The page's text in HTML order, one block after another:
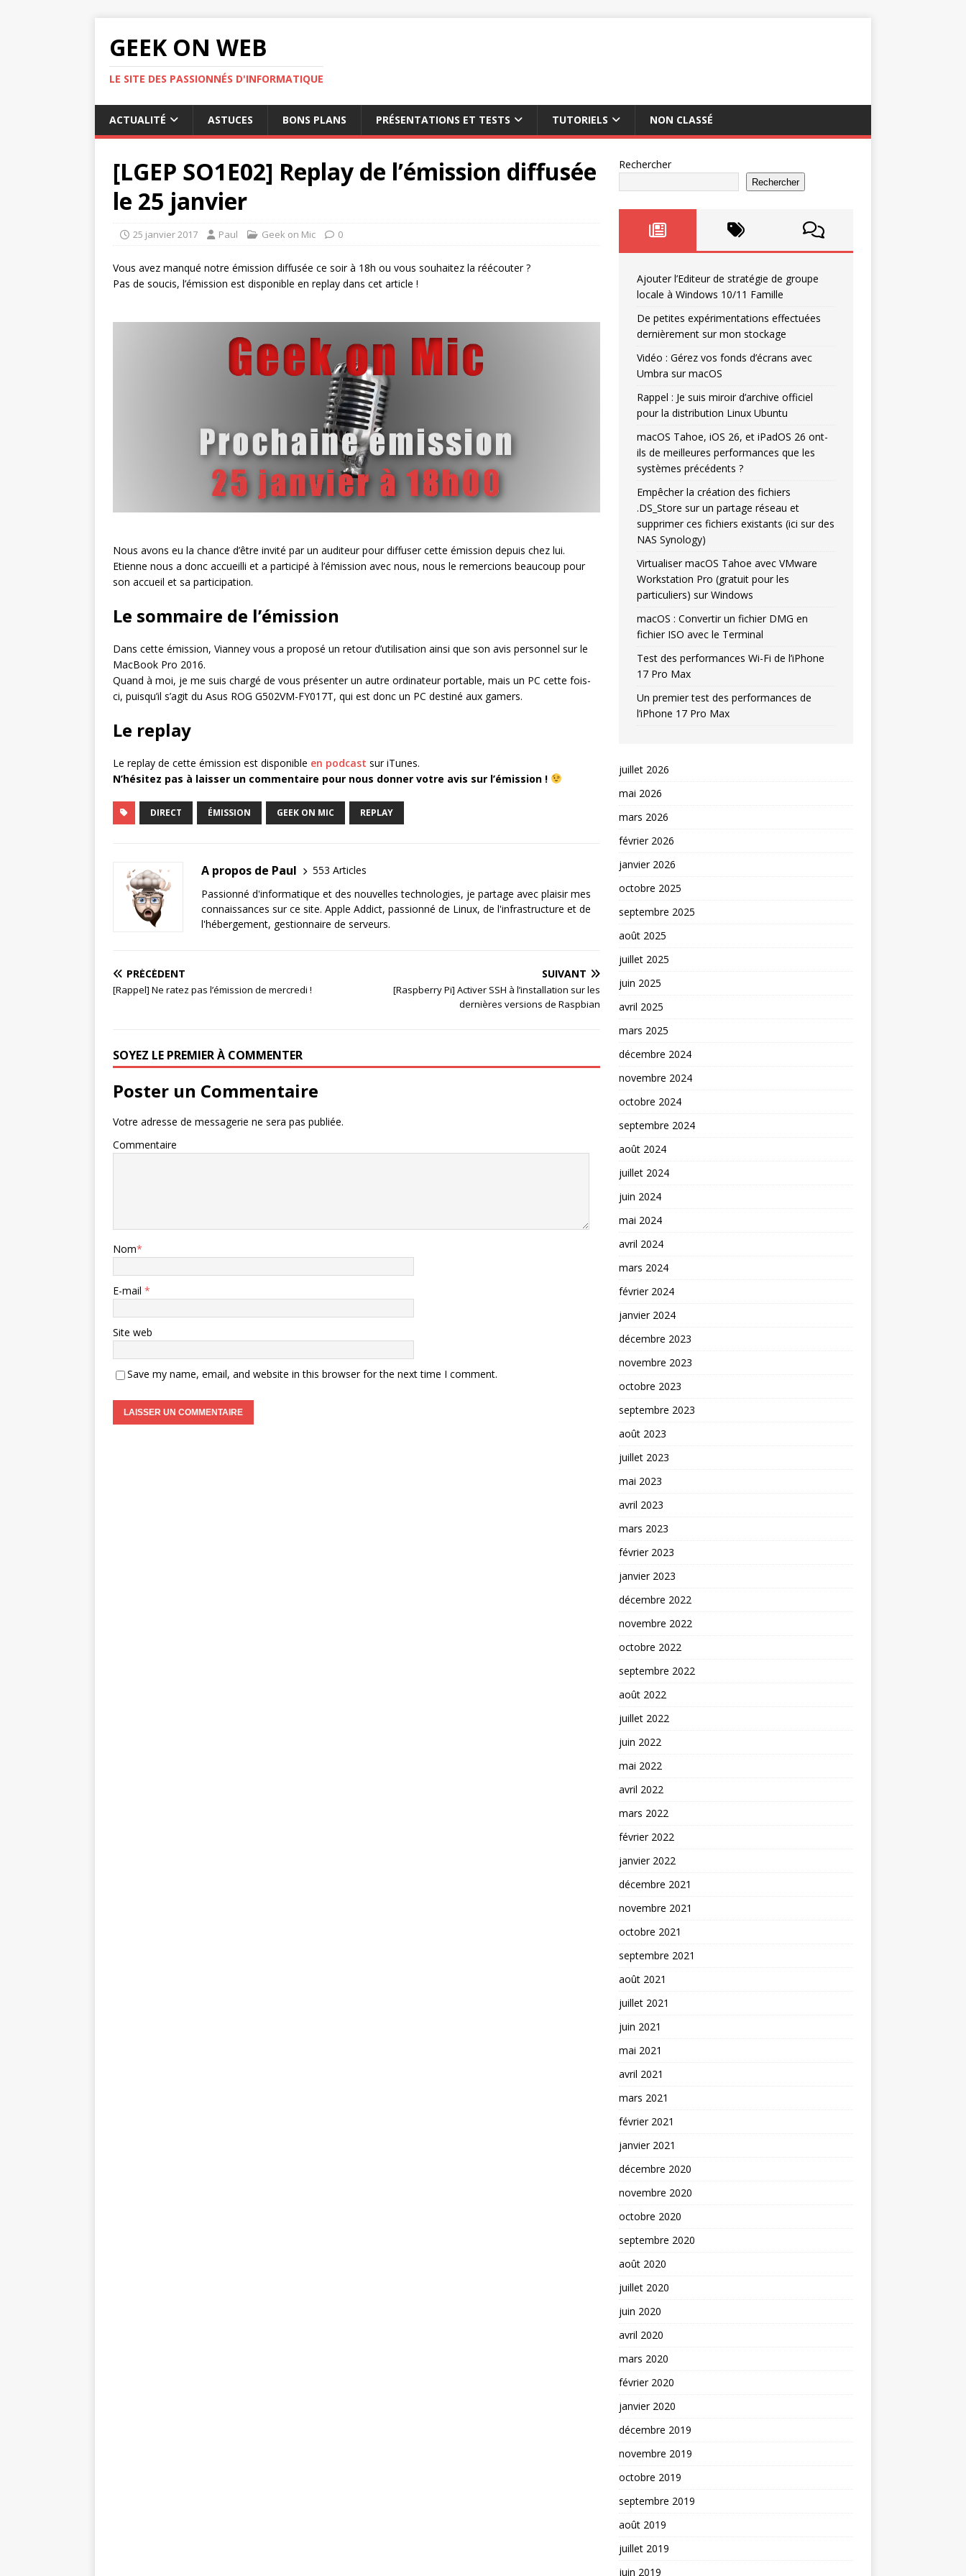
GEEK ON WEB
LE SITE DES PASSIONNÉS D'INFORMATIQUE
ACTUALITÉ ASTUCES BONS PLANS PRÉSENTATIONS ET TESTS TUTORIELS NON CLASSÉ
[LGEP SO1E02] Replay de l’émission diffusée
le 25 janvier
25 janvier 2017 Paul Geek on Mic 0
Vous avez manqué notre émission diffusée ce soir à 18h ou vous souhaitez la réécouter ?
Pas de soucis, l’émission est disponible en replay dans cet article !
Nous avons eu la chance d’être invité par un auditeur pour diffuser cette émission depuis chez lui.
Etienne nous a donc accueilli et a participé à l’émission avec nous, nous le remercions beaucoup pour
son accueil et sa participation.
Le sommaire de l’émission
Dans cette émission, Vianney vous a proposé un retour d’utilisation ainsi que son avis personnel sur le
MacBook Pro 2016.
Quand à moi, je me suis chargé de vous présenter un autre ordinateur portable, mais un PC cette fois-
ci, puisqu’il s’agit du Asus ROG G502VM-FY017T, qui est donc un PC destiné aux gamers.
Le replay
Le replay de cette émission est disponible en podcast sur iTunes.
N’hésitez pas à laisser un commentaire pour nous donner votre avis sur l’émission !
DIRECT ÉMISSION GEEK ON MIC REPLAY
A propos de Paul
553 Articles
Passionné d'informatique et des nouvelles technologies, je partage avec plaisir mes
connaissances sur ce site. Apple Addict, passionné de Linux, de l'infrastructure et de
l'hébergement, gestionnaire de serveurs.
PRÉCÉDENT
[Rappel] Ne ratez pas l’émission de mercredi !
SUIVANT
[Raspberry Pi] Activer SSH à l’installation sur les
dernières versions de Raspbian
SOYEZ LE PREMIER À COMMENTER
Poster un Commentaire
Votre adresse de messagerie ne sera pas publiée.
Commentaire
Nom*
E-mail *
Site web
Save my name, email, and website in this browser for the next time I comment.
Rechercher
Rechercher
Ajouter l’Editeur de stratégie de groupe
locale à Windows 10/11 Famille
De petites expérimentations effectuées
dernièrement sur mon stockage
Vidéo : Gérez vos fonds d’écrans avec
Umbra sur macOS
Rappel : Je suis miroir d’archive officiel
pour la distribution Linux Ubuntu
macOS Tahoe, iOS 26, et iPadOS 26 ont-
ils de meilleures performances que les
systèmes précédents ?
Empêcher la création des fichiers
.DS_Store sur un partage réseau et
supprimer ces fichiers existants (ici sur des
NAS Synology)
Virtualiser macOS Tahoe avec VMware
Workstation Pro (gratuit pour les
particuliers) sur Windows
macOS : Convertir un fichier DMG en
fichier ISO avec le Terminal
Test des performances Wi-Fi de l’iPhone
17 Pro Max
Un premier test des performances de
l’iPhone 17 Pro Max
juillet 2026
mai 2026
mars 2026
février 2026
janvier 2026
octobre 2025
septembre 2025
août 2025
juillet 2025
juin 2025
avril 2025
mars 2025
décembre 2024
novembre 2024
octobre 2024
septembre 2024
août 2024
juillet 2024
juin 2024
mai 2024
avril 2024
mars 2024
février 2024
janvier 2024
décembre 2023
novembre 2023
octobre 2023
septembre 2023
août 2023
juillet 2023
mai 2023
avril 2023
mars 2023
février 2023
janvier 2023
décembre 2022
novembre 2022
octobre 2022
septembre 2022
août 2022
juillet 2022
juin 2022
mai 2022
avril 2022
mars 2022
février 2022
janvier 2022
décembre 2021
novembre 2021
octobre 2021
septembre 2021
août 2021
juillet 2021
juin 2021
mai 2021
avril 2021
mars 2021
février 2021
janvier 2021
décembre 2020
novembre 2020
octobre 2020
septembre 2020
août 2020
juillet 2020
juin 2020
avril 2020
mars 2020
février 2020
janvier 2020
décembre 2019
novembre 2019
octobre 2019
septembre 2019
août 2019
juillet 2019
juin 2019